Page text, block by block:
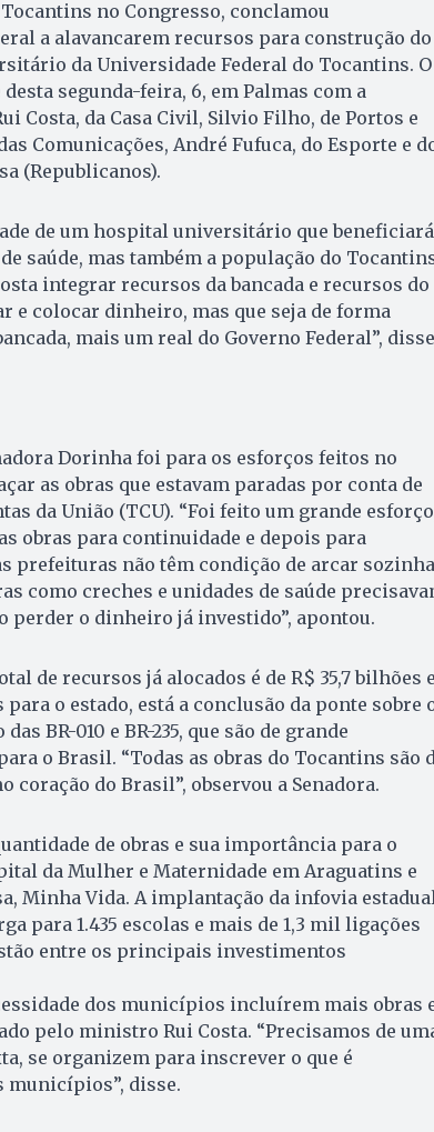
no Congresso, conclamou
a alavancarem recursos para construção do
da Universidade Federal do Tocantins. O
segunda-feira, 6, em Palmas com a
Costa, da Casa Civil, Silvio Filho, de Portos e
Comunicações, André Fufuca, do Esporte e
(Republicanos).
de um hospital universitário que beneficiará
saúde, mas também a população do
integrar recursos da bancada e recursos do
e colocar dinheiro, mas que seja de forma
mais um real do Governo Federal”,
Dorinha foi para os esforços feitos no
as obras que estavam paradas por conta de
da União (TCU). “Foi feito um grande
obras para continuidade e depois para
prefeituras não têm condição de arcar
como creches e unidades de saúde
perder o dinheiro já investido”, apontou.
de recursos já alocados é de R$ 35,7 bilhões e
o estado, está a conclusão da ponte sobre
BR-010 e BR-235, que são de grande
o Brasil. “Todas as obras do Tocantins são
coração do Brasil”, observou a Senadora.
de obras e sua importância para o
da Mulher e Maternidade em Araguatins e
Minha Vida. A implantação da infovia estadual
para 1.435 escolas e mais de 1,3 mil ligações
entre os principais investimentos
dos municípios incluírem mais obras
pelo ministro Rui Costa. “Precisamos de
se organizem para inscrever o que é
municípios”, disse.